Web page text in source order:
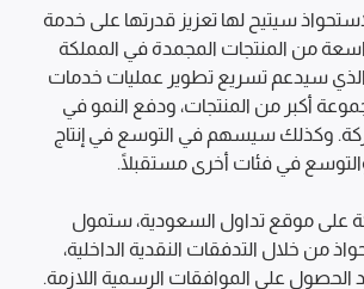
على الموافقات الرسمية اللازمة.